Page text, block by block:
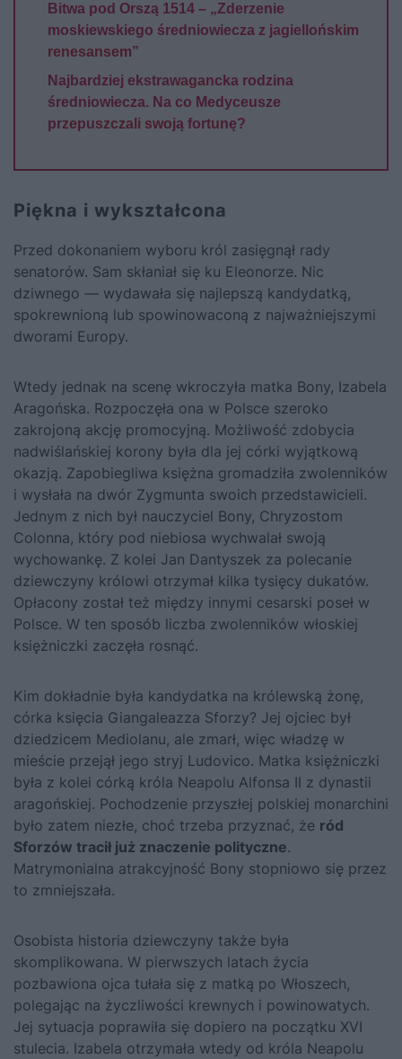
Bitwa pod Orszą 1514 – „Zderzenie
moskiewskiego średniowiecza z jagiellońskim
renesansem”
Najbardziej ekstrawagancka rodzina
średniowiecza. Na co Medyceusze
przepuszczali swoją fortunę?
Piękna i wykształcona
Przed dokonaniem wyboru król zasięgnął rady
senatorów. Sam skłaniał się ku Eleonorze. Nic
dziwnego — wydawała się najlepszą kandydatką,
spokrewnioną lub spowinowaconą z najważniejszymi
dworami Europy.
Wtedy jednak na scenę wkroczyła matka Bony, Izabela
Aragońska. Rozpoczęła ona w Polsce szeroko
zakrojoną akcję promocyjną. Możliwość zdobycia
nadwiślańskiej korony była dla jej córki wyjątkową
okazją. Zapobiegliwa księżna gromadziła zwolenników
i wysłała na dwór Zygmunta swoich przedstawicieli.
Jednym z nich był nauczyciel Bony, Chryzostom
Colonna, który pod niebiosa wychwalał swoją
wychowankę. Z kolei Jan Dantyszek za polecanie
dziewczyny królowi otrzymał kilka tysięcy dukatów.
Opłacony został też między innymi cesarski poseł w
Polsce. W ten sposób liczba zwolenników włoskiej
księżniczki zaczęła rosnąć.
Kim dokładnie była kandydatka na królewską żonę,
córka księcia Giangaleazza Sforzy? Jej ojciec był
dziedzicem Mediolanu, ale zmarł, więc władzę w
mieście przejął jego stryj Ludovico. Matka księżniczki
była z kolei córką króla Neapolu Alfonsa II z dynastii
aragońskiej. Pochodzenie przyszłej polskiej monarchini
było zatem niezłe, choć trzeba przyznać, że ród
Sforzów tracił już znaczenie polityczne.
Matrymonialna atrakcyjność Bony stopniowo się przez
to zmniejszała.
Osobista historia dziewczyny także była
skomplikowana. W pierwszych latach życia
pozbawiona ojca tułała się z matką po Włoszech,
polegając na życzliwości krewnych i powinowatych.
Jej sytuacja poprawiła się dopiero na początku XVI
stulecia. Izabela otrzymała wtedy od króla Neapolu